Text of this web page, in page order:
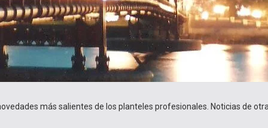
más salientes de los planteles profesionales. Noticias de